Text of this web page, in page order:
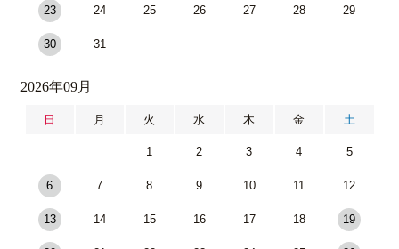
23 24 25 26 27 28 29
30 31
2026年09月
日 月 火 水 木 金 土
1 2 3 4 5
6 7 8 9 10 11 12
13 14 15 16 17 18 19